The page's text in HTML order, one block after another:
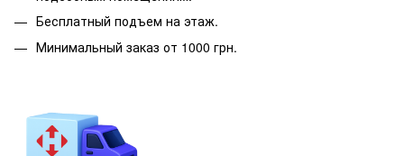
Бесплатный подъем на этаж.
Минимальный заказ от 1000 грн.